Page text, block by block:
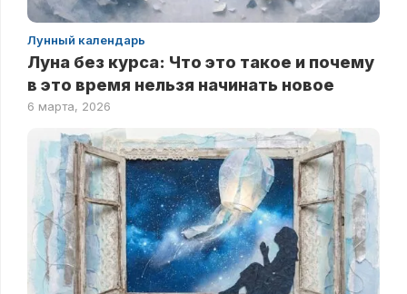
Лунный календарь
Луна без курса: Что это такое и почему
в это время нельзя начинать новое
6 марта, 2026